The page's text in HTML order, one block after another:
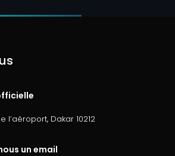
l’aéroport, Dakar 10212
un email